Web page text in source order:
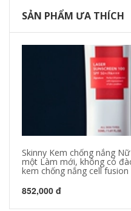
SẢN PHẨM ƯA THÍCH
Skinny Kem chống nắng
một Làm mới, không có
kem chống nắng cell fusion
852,000 đ